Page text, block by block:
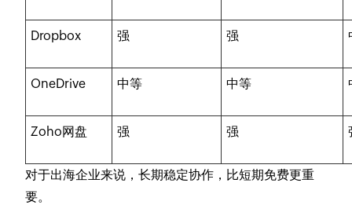
Dropbox 强 强
OneDrive 中等 中等
Zoho网盘 强 强
对于出海企业来说，长期稳定协作，比短期免费更重
要。